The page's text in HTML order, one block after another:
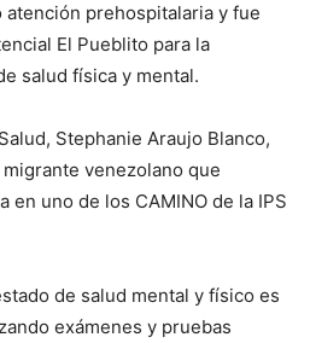
prehospitalaria y fue
El Pueblito para la
salud física y mental.
Stephanie Araujo Blanco,
venezolano que
en uno de los CAMINO de la IPS
de salud mental y físico es
exámenes y pruebas